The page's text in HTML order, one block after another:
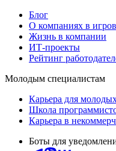
Блог
О компаниях в
Жизнь в компании
ИТ-проекты
Рейтинг
Молодым специалистам
Карьера для
Школа
Карьера в
Боты для